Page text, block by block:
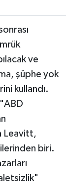
ve
şüphe yok
kullandı.
Leavitt,
biri.